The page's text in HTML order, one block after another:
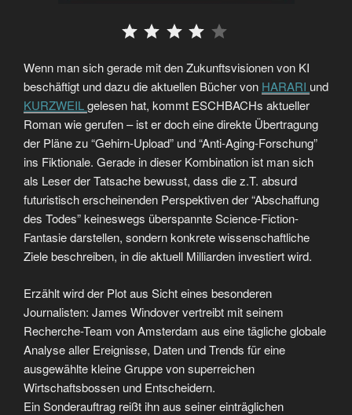
Wenn man sich gerade mit den Zukunftsvisionen von KI
beschäftigt und dazu die aktuellen Bücher von HARARI und
KURZWEILgelesen hat, kommt ESCHBACHs aktueller
Roman wie gerufen – ist er doch eine direkte Übertragung
der Pläne zu “Gehirn-Upload” und “Anti-Aging-Forschung”
ins Fiktionale. Gerade in dieser Kombination ist man sich
als Leser der Tatsache bewusst, dass die z.T. absurd
futuristisch erscheinenden Perspektiven der “Abschaffung
des Todes” keineswegs überspannte Science-Fiction-
Fantasie darstellen, sondern konkrete wissenschaftliche
Ziele beschreiben, in die aktuell Milliarden investiert wird.
Erzählt wird der Plot aus Sicht eines besonderen
Journalisten: James Windover vertreibt mit seinem
Recherche-Team von Amsterdam aus eine tägliche globale
Analyse aller Ereignisse, Daten und Trends für eine
ausgewählte kleine Gruppe von superreichen
Wirtschaftsbossen und Entscheidern.
Ein Sonderauftrag reißt ihn aus seiner einträglichen